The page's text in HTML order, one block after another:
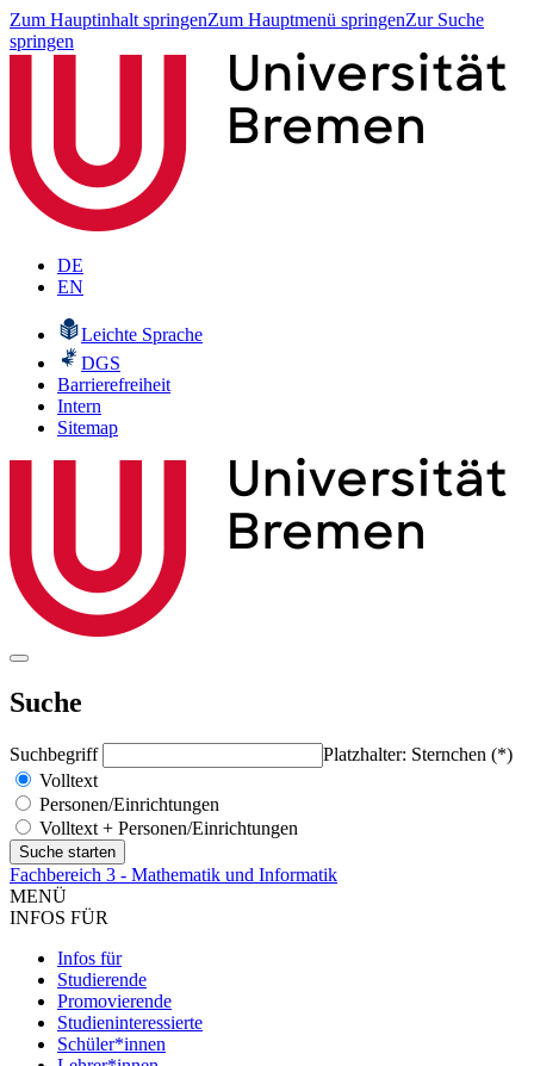
Zum Hauptinhalt springenZum Hauptmenü springenZur Suche
springen
DE
EN
Leichte Sprache
DGS
Barrierefreiheit
Intern
Sitemap
Suche
Suchbegriff
Platzhalter: Sternchen (*)
Volltext
Personen/Einrichtungen
Volltext + Personen/Einrichtungen
Fachbereich 3 - Mathematik und Informatik
MENÜ
INFOS FÜR
Infos für
Studierende
Promovierende
Studieninteressierte
Schüler*innen